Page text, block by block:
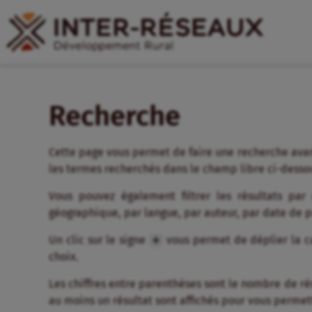
Recherche
Cette page vous permet de faire une recherche
les termes recherchés dans le champ libre ci-
Vous pouvez également filtrer les résultats
géographique, par langue, par auteur, par date de
Un clic sur le signe
vous permet de déplier la
choix.
Les chiffres entre parenthèses sont le nombre de
au moins un résultat sont affichés pour vous